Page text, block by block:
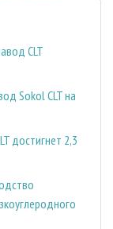
CLT
Sokol CLT на
достигнет 2,3